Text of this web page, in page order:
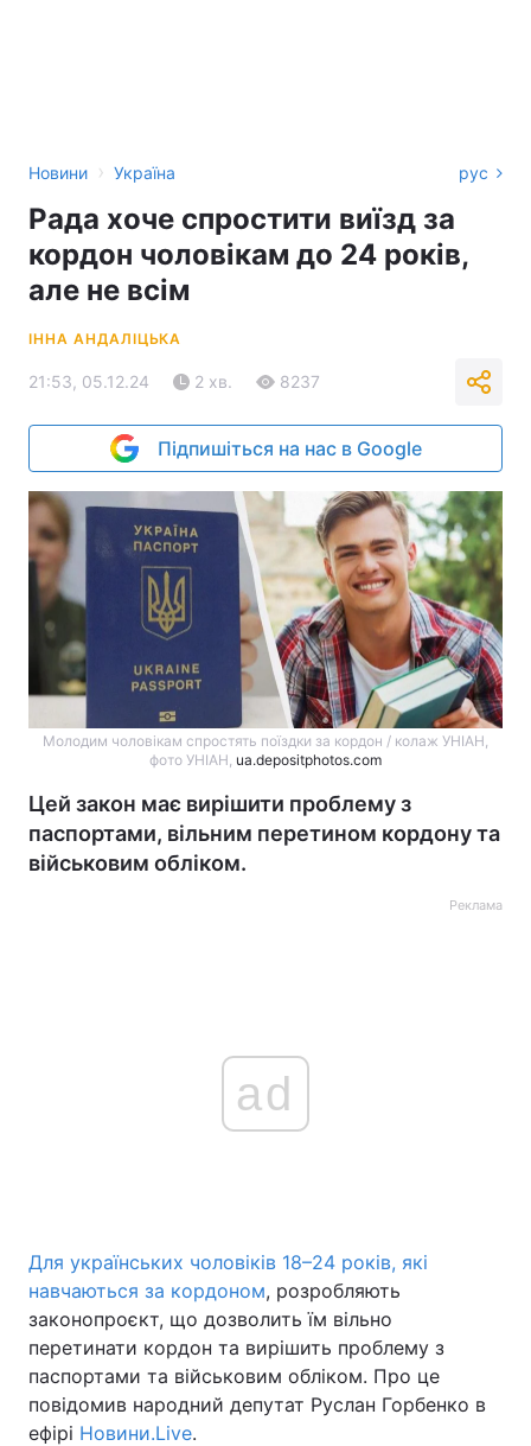
Новини › Україна рус
Рада хоче спростити виїзд за
кордон чоловікам до 24 років,
але не всім
ІННА АНДАЛІЦЬКА
21:53, 05.12.24 2 хв. 8237
Підпишіться на нас в Google
Молодим чоловікам спростять поїздки за кордон / колаж УНІАН,
фото УНІАН, ua.depositphotos.com
Цей закон має вирішити проблему з
паспортами, вільним перетином кордону та
військовим обліком.
Реклама
ad
Для українських чоловіків 18–24 років, які
навчаються за кордоном, розробляють
законопроєкт, що дозволить їм вільно
перетинати кордон та вирішить проблему з
паспортами та військовим обліком. Про це
повідомив народний депутат Руслан Горбенко в
ефірі Новини.Live.